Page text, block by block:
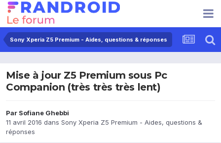
Sony Xperia Z5 Premium - Aides, questions & réponses
Mise à jour Z5 Premium sous Pc
Companion (très très très lent)
Par Sofiane Ghebbi
11 avril 2016 dans Sony Xperia Z5 Premium - Aides, questions &
réponses